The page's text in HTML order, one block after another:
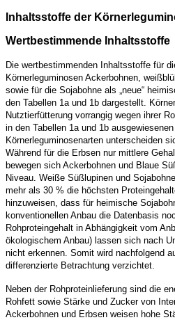
Inhaltsstoffe der
Wertbestimmende Inhaltsstoffe
Die wertbestimmenden Inhaltsstoffe für
Körnerleguminosen Ackerbohnen,
sowie für die Sojabohne als „neue“
den Tabellen 1a und 1b dargestellt.
Nutztierfütterung vorrangig wegen ihrer
in den Tabellen 1a und 1b
Körnerleguminosenarten unterscheiden
Während für die Erbsen nur mittlere
bewegen sich Ackerbohnen und Blaue
Niveau. Weiße Süßlupinen und
mehr als 30 % die höchsten
hinzuweisen, dass für heimische
konventionellen Anbau die Datenbasis
Rohproteingehalt in Abhängigkeit vom
ökologischem Anbau) lassen sich nach
nicht erkennen. Somit wird nachfolgend
differenzierte Betrachtung verzichtet.
Neben der Rohproteinlieferung sind die
Rohfett sowie Stärke und Zucker von
Ackerbohnen und Erbsen weisen hohe